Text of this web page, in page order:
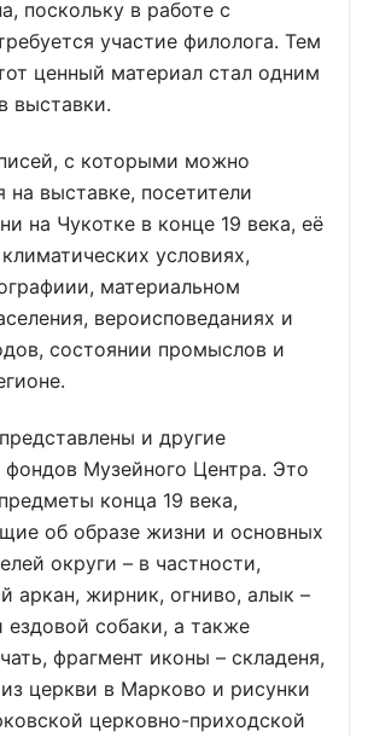
поскольку в работе с
участие филолога. Тем
ценный материал стал одним
выставки.
с которыми можно
на выставке, посетители
на Чукотке в конце 19 века, её
условиях,
материальном
вероисповеданиях и
состоянии промыслов и
и другие
фондов Музейного Центра. Это
конца 19 века,
об образе жизни и основных
округи – в частности,
аркан, жирник, огниво, алык –
ездовой собаки, а также
фрагмент иконы – складеня,
церкви в Марково и рисунки
церковно-приходской